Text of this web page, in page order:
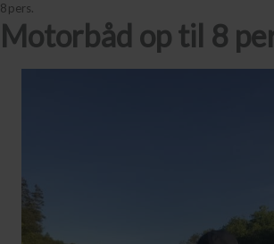
8 pers.
Motorbåd op til 8